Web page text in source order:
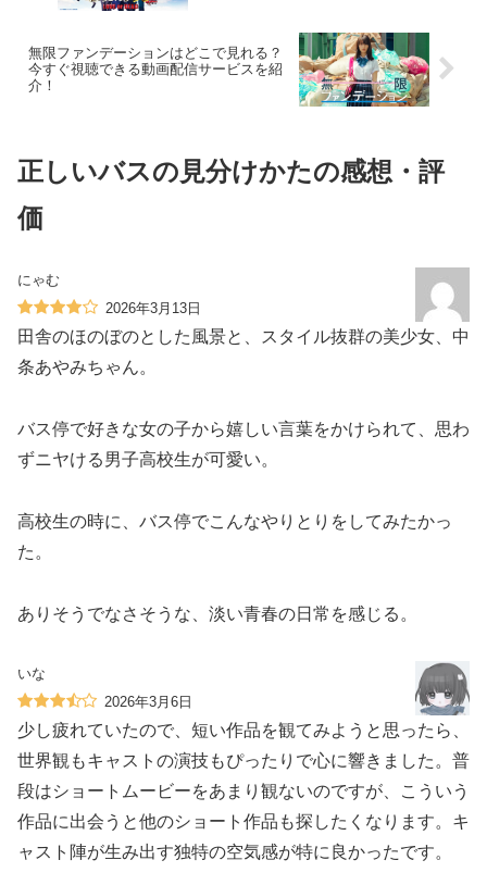
無限ファンデーションはどこで見れる？
今すぐ視聴できる動画配信サービスを紹
介！
正しいバスの見分けかたの感想・評
価
にゃむ
2026年3月13日
田舎のほのぼのとした風景と、スタイル抜群の美少女、中
条あやみちゃん。
バス停で好きな女の子から嬉しい言葉をかけられて、思わ
ずニヤける男子高校生が可愛い。
高校生の時に、バス停でこんなやりとりをしてみたかっ
た。
ありそうでなさそうな、淡い青春の日常を感じる。
いな
2026年3月6日
少し疲れていたので、短い作品を観てみようと思ったら、
世界観もキャストの演技もぴったりで心に響きました。普
段はショートムービーをあまり観ないのですが、こういう
作品に出会うと他のショート作品も探したくなります。キ
ャスト陣が生み出す独特の空気感が特に良かったです。